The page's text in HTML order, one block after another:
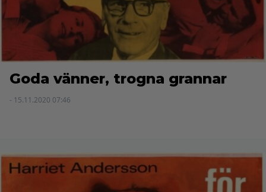
Goda vänner, trogna grannar
- 15.11.2020 07:46